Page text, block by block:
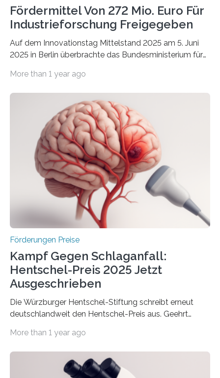
Fördermittel Von 272 Mio. Euro Für
Industrieforschung Freigegeben
Auf dem Innovationstag Mittelstand 2025 am 5. Juni
2025 in Berlin überbrachte das Bundesministerium für
Überplanmäßige Verpflichtungsermächtigungen in
Woche vom Haushaltsausschuss freigegeben – unter
anderem zur Unterstützung der
Industrieforschungsprogramme Industrielle
Gemeinschaftsforschung (IGF), Zentrales
Innovationsprogramm Mittelstand (ZIM) und
Innovationskompetenz INNO-KOM. Auf dem
Innovationstag Mittelstand 2025 am 5. Juni 2025 in
Berlin überbrachte das Bundesministerium für
Wirtschaft und Energie eine gute Nachricht:
Überplanmäßige Verpflichtungsermächtigungen in
More than 1 year ago
Förderungen Preise
Kampf Gegen Schlaganfall:
Hentschel-Preis 2025 Jetzt
Ausgeschrieben
Die Würzburger Hentschel-Stiftung schreibt erneut
deutschlandweit den Hentschel-Preis aus. Geehrt
hochrangige wissenschaftliche Publikation zum Thema
Schlaganfall“ mit Sitz in Würzburg fördert die
Schlaganfallforschung, um die Behandlung der
More than 1 year ago